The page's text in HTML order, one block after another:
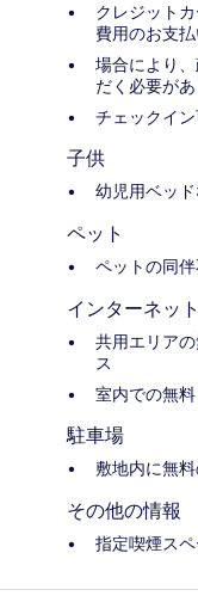
クレジット
費用のお支
場合により
だく必要が
チェックイ
子供
幼児用ベッド
ペット
ペットの同
インターネット
共用エリア
ス
室内での無
駐車場
敷地内に無
その他の情報
指定喫煙スペ